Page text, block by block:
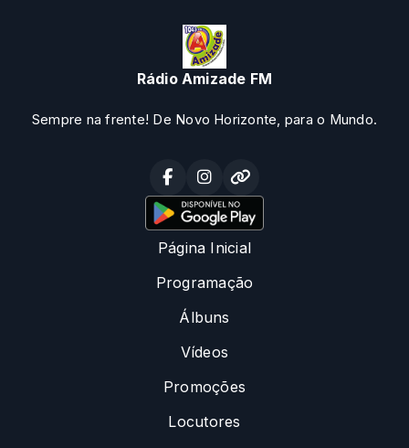
Rádio Amizade FM
Sempre na frente! De Novo Horizonte, para o Mundo.
Página Inicial
Programação
Álbuns
Vídeos
Promoções
Locutores